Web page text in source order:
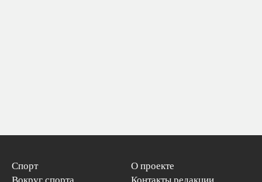
Спорт
Вокруг спорта
О проекте
Контакты редакции